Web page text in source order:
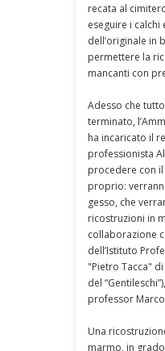
recata al
eseguire i calchi
dell’originale in
permettere la
mancanti con
Adesso che
terminato,
ha incaricato il
professionista
procedere con
proprio:
gesso, che
ricostruzioni in
collaborazione
dell’Istituto
"Pietro Tacca"
del
professor
Una
marmo, in